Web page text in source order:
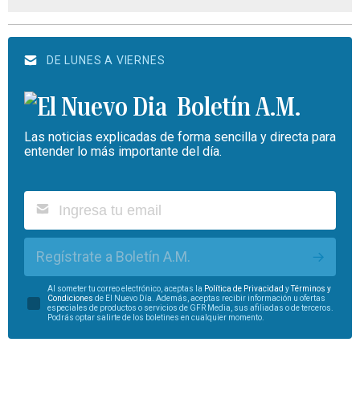
DE LUNES A VIERNES
Boletín A.M.
Las noticias explicadas de forma sencilla y directa para
entender lo más importante del día.
Regístrate a Boletín A.M.
Al someter tu correo electrónico, aceptas la Política de Privacidad yTérminos y
Condiciones de El Nuevo Día. Además, aceptas recibir información u ofertas
especiales de productos o servicios de GFR Media, sus afiliadas o de terceros.
Podrás optar salirte de los boletines en cualquier momento.